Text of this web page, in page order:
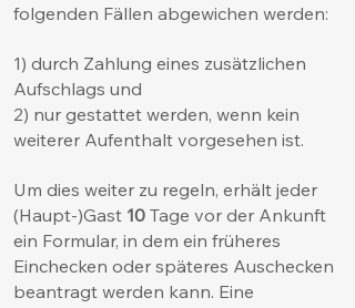
folgenden Fällen abgewichen werden:
1) durch Zahlung eines zusätzlichen
Aufschlags und
2) nur gestattet werden, wenn kein
weiterer Aufenthalt vorgesehen ist.
Um dies weiter zu regeln, erhält jeder
(Haupt-)Gast 10 Tage vor der Ankunft
ein Formular, in dem ein früheres
Einchecken oder späteres Auschecken
beantragt werden kann. Eine